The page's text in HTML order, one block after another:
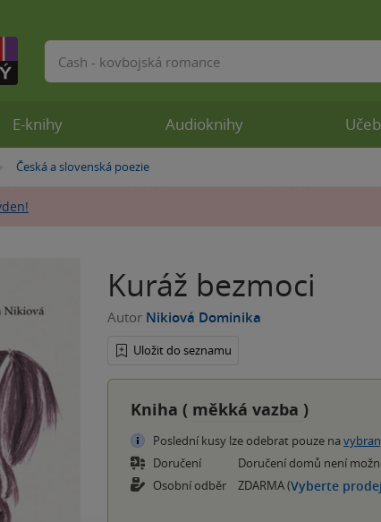
»
Česká a slovenská poezie
Kuráž bezmoci
Autor Nikiová Dominika
Uložit do seznamu
Kniha ( měkká vazba )
Poslední kusy lze odebrat pouze na
Doručení
Doručení domů není
Osobní odběr
ZDARMA (Vyberte
E-knihy Audioknihy
Vyhledávání